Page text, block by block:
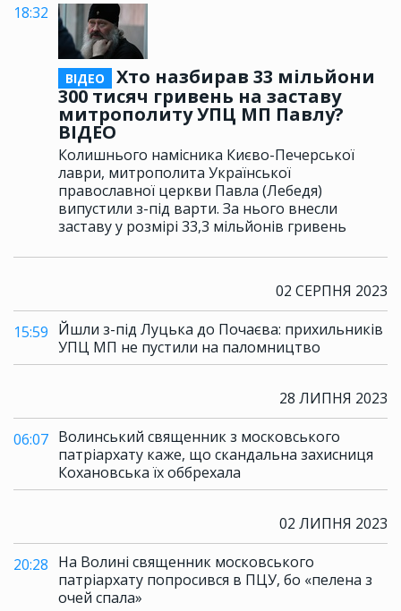
18:32
ВІДЕО
Хто назбирав 33 мільйони
300 тисяч гривень на заставу
митрополиту УПЦ МП Павлу?
ВІДЕО
Колишнього намісника Києво-Печерської
лаври, митрополита Української
православної церкви Павла (Лебедя)
випустили з-під варти. За нього внесли
заставу у розмірі 33,3 мільйонів гривень
02 СЕРПНЯ 2023
15:59 Йшли з-під Луцька до Почаєва: прихильників
УПЦ МП не пустили на паломництво
28 ЛИПНЯ 2023
06:07 Волинський священник з московського
патріархату каже, що скандальна захисниця
Кохановська їх оббрехала
02 ЛИПНЯ 2023
20:28 На Волині священник московського
патріархату попросився в ПЦУ, бо «пелена з
очей спала»